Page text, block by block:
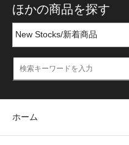
ほかの商品を探す
ホーム